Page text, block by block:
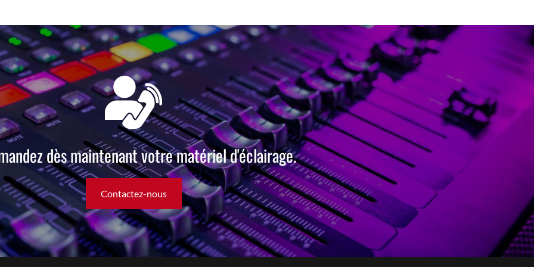
dès maintenant votre matériel d'éclairage.
Contactez-nous